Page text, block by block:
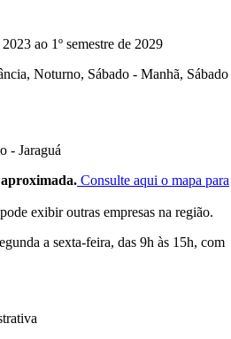
2023 ao 1º semestre de 2029
Noturno, Sábado - Manhã, Sábado
- Jaraguá
aproximada. Consulte aqui o mapa para
exibir outras empresas na região.
a sexta-feira, das 9h às 15h, com